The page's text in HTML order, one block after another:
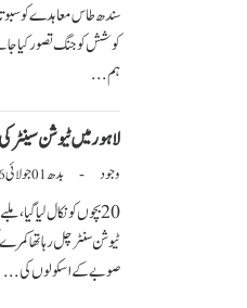
سندھ طاس معاہدے کو
ہم...
لاہور میں ٹیوشن سینٹرکی
وجود - بدھ01جولائی
20 بچوں کو نکال لیا
صوبے کے اسکولوں کی...